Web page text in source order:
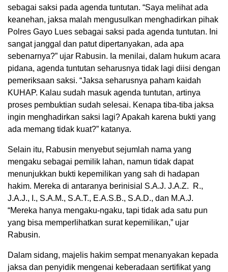
sebagai saksi pada agenda tuntutan. “Saya melihat ada
keanehan, jaksa malah mengusulkan menghadirkan pihak
Polres Gayo Lues sebagai saksi pada agenda tuntutan. Ini
sangat janggal dan patut dipertanyakan, ada apa
sebenarnya?” ujar Rabusin. Ia menilai, dalam hukum acara
pidana, agenda tuntutan seharusnya tidak lagi diisi dengan
pemeriksaan saksi. “Jaksa seharusnya paham kaidah
KUHAP. Kalau sudah masuk agenda tuntutan, artinya
proses pembuktian sudah selesai. Kenapa tiba-tiba jaksa
ingin menghadirkan saksi lagi? Apakah karena bukti yang
ada memang tidak kuat?” katanya.
Selain itu, Rabusin menyebut sejumlah nama yang
mengaku sebagai pemilik lahan, namun tidak dapat
menunjukkan bukti kepemilikan yang sah di hadapan
hakim. Mereka di antaranya berinisial S.A.J. J.A.Z. R.,
J.A.J., I., S.A.M., S.A.T., E.A.S.B., S.A.D., dan M.A.J.
“Mereka hanya mengaku-ngaku, tapi tidak ada satu pun
yang bisa memperlihatkan surat kepemilikan,” ujar
Rabusin.
Dalam sidang, majelis hakim sempat menanyakan kepada
jaksa dan penyidik mengenai keberadaan sertifikat yang